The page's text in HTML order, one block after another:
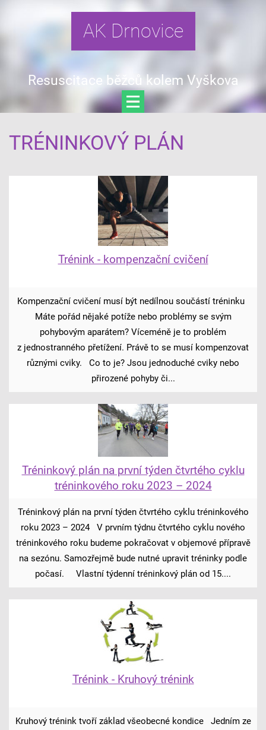
AK Drnovice
Resuscitace běžců kolem Vyškova
TRÉNINKOVÝ PLÁN
Trénink - kompenzační cvičení
Kompenzační cvičení musí být nedílnou součástí tréninku
Máte pořád nějaké potíže nebo problémy se svým
pohybovým aparátem? Víceméně je to problém
z jednostranného přetížení. Právě to se musí kompenzovat
různými cviky. Co to je? Jsou jednoduché cviky nebo
přirozené pohyby či...
Tréninkový plán na první týden čtvrtého cyklu
tréninkového roku 2023 – 2024
Tréninkový plán na první týden čtvrtého cyklu tréninkového
roku 2023 – 2024 V prvním týdnu čtvrtého cyklu nového
tréninkového roku budeme pokračovat v objemové přípravě
na sezónu. Samozřejmě bude nutné upravit tréninky podle
počasí. Vlastní týdenní tréninkový plán od 15....
Trénink - Kruhový trénink
Kruhový trénink tvoří základ všeobecné kondice Jedním ze